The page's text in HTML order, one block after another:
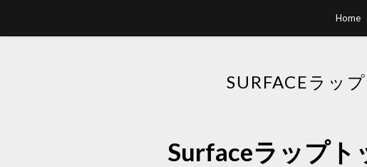
Home
SURFACEラッ
Surfaceラップ